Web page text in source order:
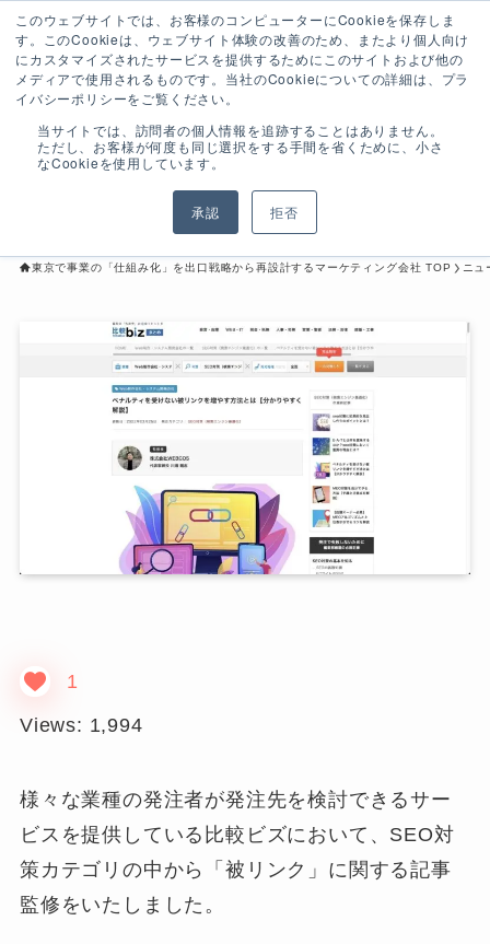
このウェブサイトでは、お客様のコンピューターにCookieを保存しま
す。このCookieは、ウェブサイト体験の改善のため、またより個人向け
にカスタマイズされたサービスを提供するためにこのサイトおよび他の
メディアで使用されるものです。当社のCookieについての詳細は、プラ
イバシーポリシーをご覧ください。
当サイトでは、訪問者の個人情報を追跡することはありません。
ただし、お客様が何度も同じ選択をする手間を省くために、小さ
なCookieを使用しています。
承認 拒否
比較ビズのSEO対策カテゴリ内
で「被リンク」に関する記事監
修を致しました
2024
10/19
2022年3月26日 2024年10月19日
東京で事業の「仕組み化」を出口戦略から再設計するマーケティング会社 TOP ニュ
1
Views: 1,994
様々な業種の発注者が発注先を検討できるサー
ビスを提供している比較ビズにおいて、SEO対
策カテゴリの中から「被リンク」に関する記事
監修をいたしました。